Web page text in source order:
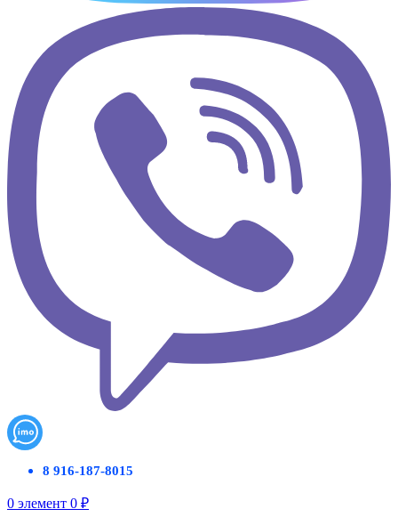
8 916-187-8015
0 элемент 0 ₽